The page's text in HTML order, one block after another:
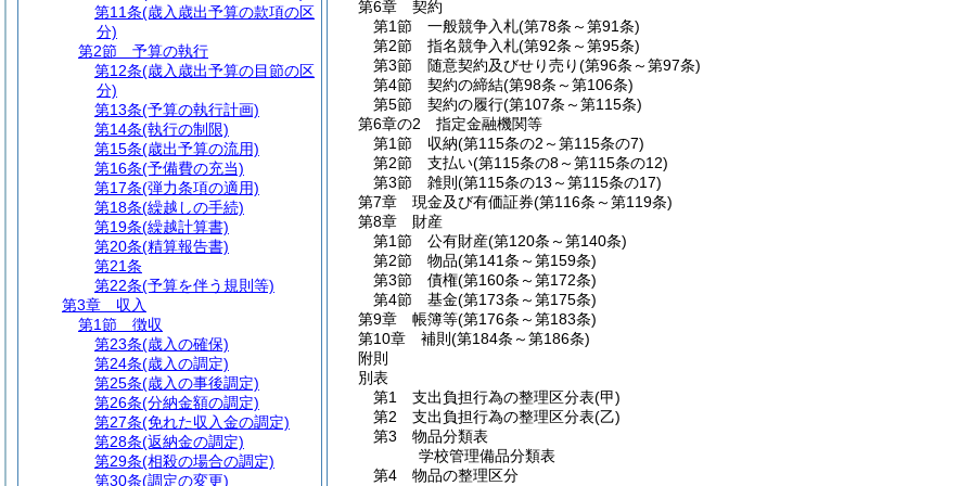
第6章
契約
第1節
一般競争入札(第78条～第91条)
第2節
指名競争入札(第92条～第95条)
第3節
随意契約及びせり売り(第96条～第97条)
第4節
契約の締結(第98条～第106条)
第5節
契約の履行(第107条～第115条)
第6章の2
指定金融機関等
第1節
収納(第115条の2～第115条の7)
第2節
支払い(第115条の8～第115条の12)
第3節
雑則 (第115条の13～第115条の17)
第7章
現金及び有価証券(第116条～第119条)
第8章
財産
第1節
公有財産(第120条～第140条)
第2節
物品(第141条～第159条)
第3節
債権(第160条～第172条)
第4節
基金(第173条～第175条)
第9章
帳簿等(第176条～第183条)
第10章
補則 (第184条～第186条)
附則
別表
第1 支出負担行為の整理区分表(甲)
第2 支出負担行為の整理区分表(乙)
第3 物品分類表
学校管理備品分類表
第4 物品の整理区分
第11条(歳入歳出予算の款項の区
分)
第2節
予算の執行
第12条(歳入歳出予算の目節の区
分)
第13条(予算の執行計画)
第14条(執行の制限)
第15条(歳出予算の流用)
第16条(予備費の充当)
第17条(弾力条項の適用)
第18条(繰越しの手続)
第19条(繰越計算書)
第20条(精算報告書)
第21条
第22条(予算を伴う規則等)
第3章
収入
第1節
徴収
第23条(歳入の確保)
第24条(歳入の調定)
第25条(歳入の事後調定)
第26条(分納金額の調定)
第27条(免れた収入金の調定)
第28条(返納金の調定)
第29条(相殺の場合の調定)
第30条(調定の変更)